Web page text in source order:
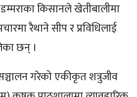
किसानले खेतीबालीमा
रैथाने सीप र प्रविधिलाई
छन् ।
गरेको एकीकृत शत्रुजीव